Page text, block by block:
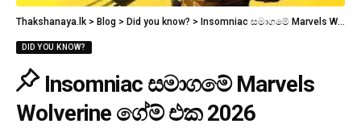
Thakshanaya.lk > Blog > Did you know? > Insomniac සමාගමේ Marvels Wolverine ගේම් එක 2026 සැප්තැම්බර් 15 නිකුත් කිරීමට නියමිතයි
DID YOU KNOW?
Insomniac සමාගමේ Marvels
Wolverine ගේම් එක 2026